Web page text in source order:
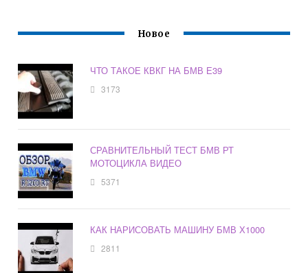
Новое
ЧТО ТАКОЕ КВКГ НА БМВ Е39
3173
СРАВНИТЕЛЬНЫЙ ТЕСТ БМВ РТ
МОТОЦИКЛА ВИДЕО
5371
КАК НАРИСОВАТЬ МАШИНУ БМВ Х1000
2811